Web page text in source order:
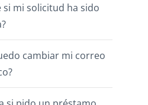
si mi solicitud ha sido
cambiar mi correo